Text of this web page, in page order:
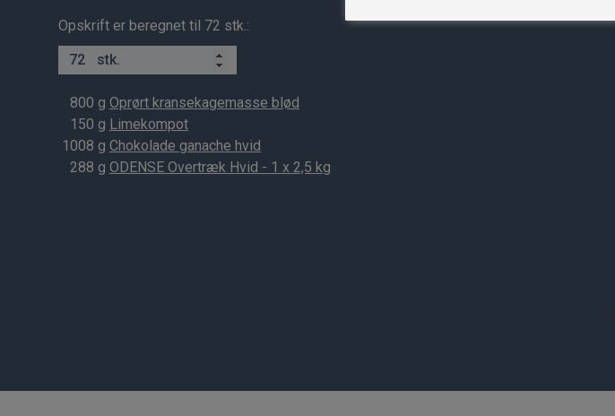
Opskrift er beregnet til 72 stk.:
stk.
800 g Oprørt kransekagemasse blød
150 g Limekompot
1008 g Chokolade ganache hvid
288 g ODENSE Overtræk Hvid - 1 x 2,5 kg